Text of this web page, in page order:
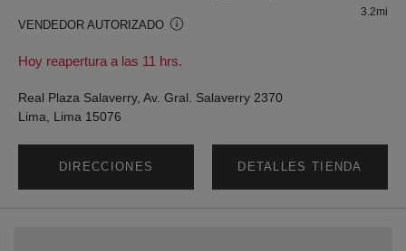
VENDEDOR AUTORIZADO
Hoy reapertura a las 11 hrs.
3.2mi
Real Plaza Salaverry, Av. Gral. Salaverry 2370
Lima, Lima 15076
DIRECCIONES DETALLES TIENDA